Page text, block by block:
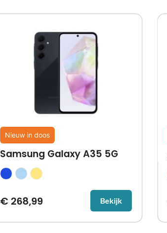
Nieuw in doos
Samsung Galaxy A35 5G
€268,99 Bekijk